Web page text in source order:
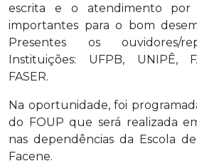
escrita e o atendimento por
importantes para o bom
Presentes os ouvidores/
Instituições: UFPB, UNIPÊ,
FASER.
Na oportunidade, foi
do FOUP que será realizada
nas dependências da Escola
Facene.